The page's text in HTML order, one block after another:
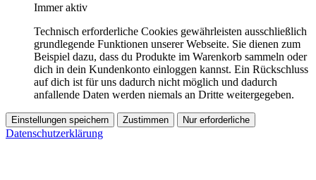
Immer aktiv
Technisch erforderliche Cookies gewährleisten ausschließlich
grundlegende Funktionen unserer Webseite. Sie dienen zum
Beispiel dazu, dass du Produkte im Warenkorb sammeln oder
dich in dein Kundenkonto einloggen kannst. Ein Rückschluss
auf dich ist für uns dadurch nicht möglich und dadurch
anfallende Daten werden niemals an Dritte weitergegeben.
Einstellungen speichern Zustimmen Nur erforderliche
Datenschutzerklärung